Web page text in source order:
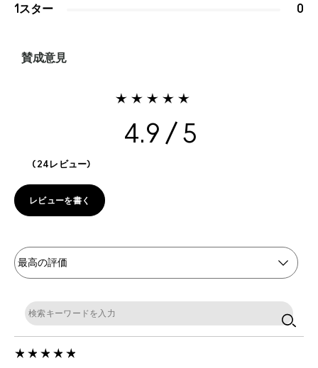
1スター 0
賛成意見
4.9
24レビュー
レビューを書く